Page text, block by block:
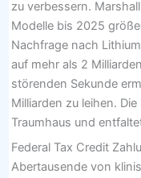
zu verbessern.
Modelle bis 2025
Nachfrage nach
auf mehr als 2
störenden Sekunde
Milliarden zu leihen.
Traumhaus und
Federal Tax Credit
Abertausende von